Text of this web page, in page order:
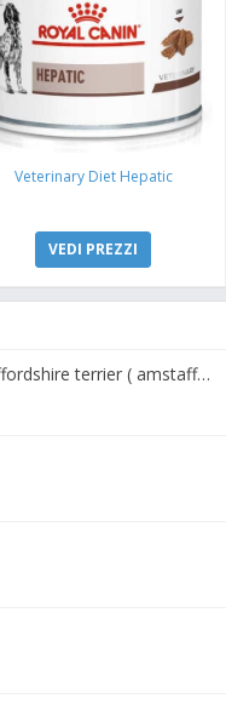
Veterinary Diet Hepatic
VEDI PREZZI
Gruppo American staffordshire terrier ( amstaff, amastaff )